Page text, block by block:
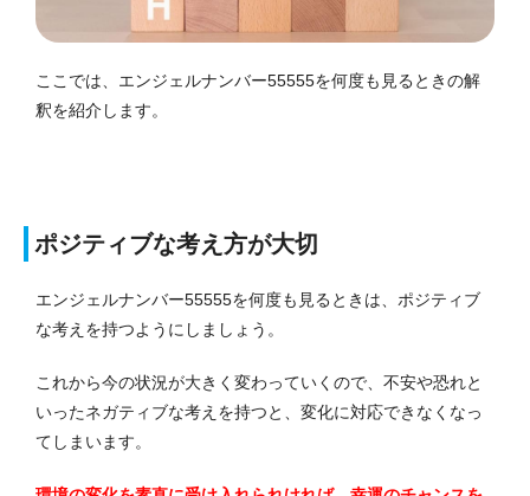
ここでは、エンジェルナンバー55555を何度も見るときの解
釈を紹介します。
ポジティブな考え方が大切
エンジェルナンバー55555を何度も見るときは、ポジティブ
な考えを持つようにしましょう。
これから今の状況が大きく変わっていくので、不安や恐れと
いったネガティブな考えを持つと、変化に対応できなくなっ
てしまいます。